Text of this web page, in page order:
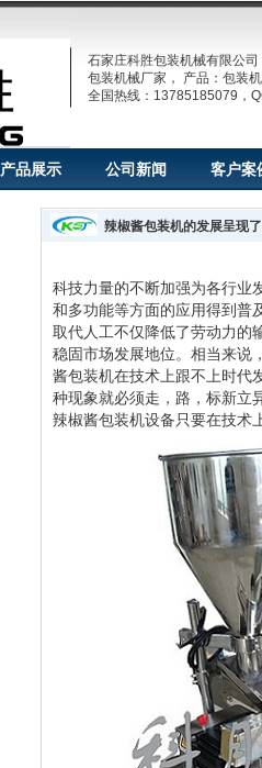
石家庄科胜包装机械有限公司
包装机械厂家， 产品：包装
全国热线：13785185079，
产品展示 公司新闻 客户案
辣椒酱包装机的发展呈现
科技力量的不断加强为各行业
和多功能等方面的应用得到普
取代人工不仅降低了劳动力的
稳固市场发展地位。相当来说
酱包装机在技术上跟不上时代
种现象就必须走，路，标新立
辣椒酱包装机设备只要在技术